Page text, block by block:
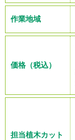
作業地域
価格（税込）
担当植木カット